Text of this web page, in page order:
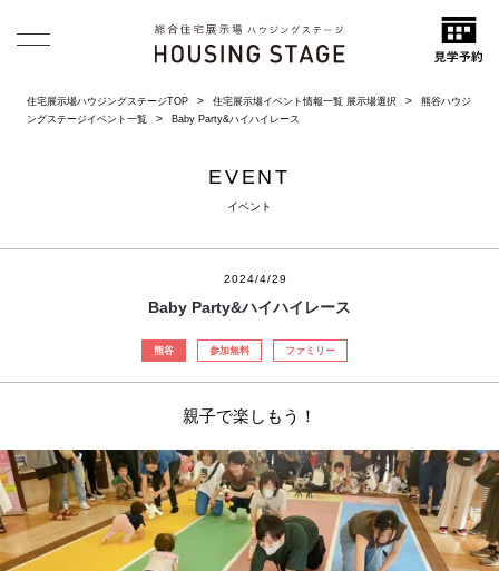
住宅展示場ハウジングステージTOP 住宅展示場イベント情報一覧 展示場選択
熊谷ハウジ
ングステージイベント一覧
Baby Party&ハイハイレース
EVENT
イベント
2024/4/29
Baby Party&ハイハイレース
熊谷 参加無料 ファミリー
親子で楽しもう！